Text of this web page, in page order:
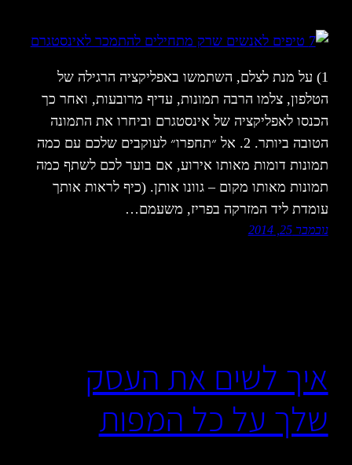
1) על מנת לצלם, השתמשו באפליקציה הרגילה של
הטלפון, צלמו הרבה תמונות, עדיף מרובעות, ואחר כך
הכנסו לאפליקציה של אינסטגרם וביחרו את התמונה
הטובה ביותר. 2. אל ״תחפרו״ לעוקבים שלכם עם כמה
תמונות דומות מאותו אירוע, אם בוער לכם לשתף כמה
תמונות מאותו מקום – גוונו אותן. (כיף לראות אותך
עומדת ליד המזרקה בפריז, משעמם…
נובמבר 25, 2014
איך לשים את העסק
שלך על כל המפות